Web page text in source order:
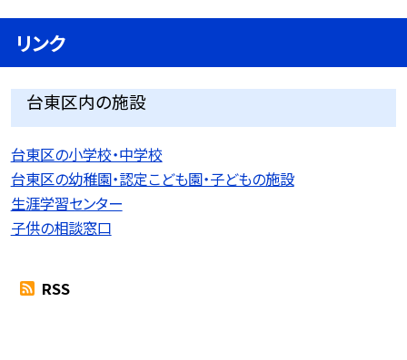
リンク
台東区内の施設
台東区の小学校・中学校
台東区の幼稚園・認定こども園・子どもの施設
生涯学習センター
子供の相談窓口
RSS